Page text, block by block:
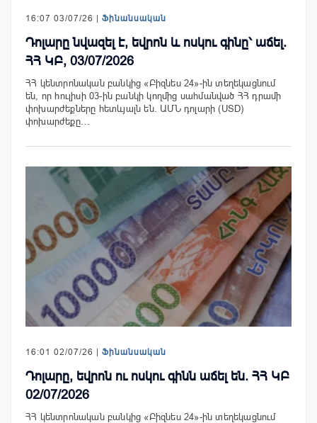
16:07 03/07/26 | Ֆինանսական
Դոլարը նվազել է, եվրոն և ոսկու գինը՝ աճել.
ՀՀ ԿԲ, 03/07/2026
ՀՀ կենտրոնական բանկից «Բիզնես 24»-ին տեղեկացնում
են, որ հուլիսի 03-ին բանկի կողմից սահմանված ՀՀ դրամի
փոխարժեքները հետևյալն են. ԱՄՆ դոլարի (USD)
փոխարժեքը…
16:01 02/07/26 | Ֆինանսական
Դոլարը, եվրոն ու ոսկու գինն աճել են. ՀՀ ԿԲ
02/07/2026
ՀՀ կենտրոնական բանկից «Բիզնես 24»-ին տեղեկացնում